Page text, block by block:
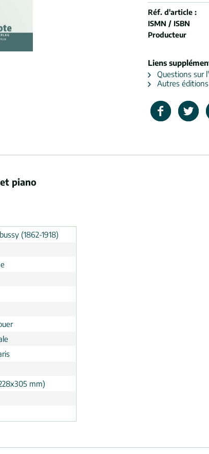
Réf. d'article :
ISMN / ISBN
Producteur
Liens
Questions sur
Autres éditions
piano
(1862-1918)
mm)